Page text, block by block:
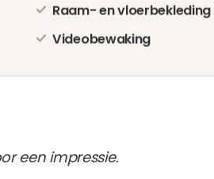
Raam- en vloerbekleding
Videobewaking
een impressie.